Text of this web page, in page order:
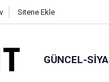
Sitene Ekle
GÜNCEL-